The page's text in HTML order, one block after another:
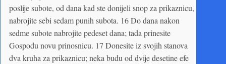
poslije subote, od dana kad ste donijeli snop za prikaznicu,
nabrojite sebi sedam punih subota. 16 Do dana nakon
sedme subote na­brojite pedeset dana; tada prinesite
Gospodu novu prinosnicu. 17 Donesite iz svojih stanova
dva kruha za prikaznicu; neka budu od dvije desetine efe